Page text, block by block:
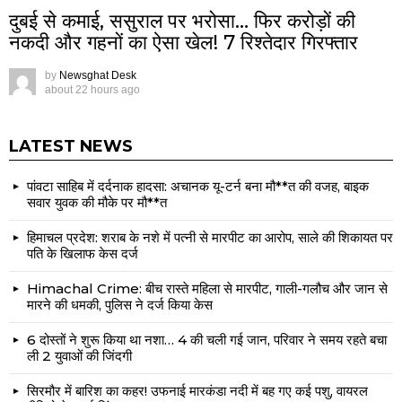
दुबई से कमाई, ससुराल पर भरोसा… फिर करोड़ों की
नकदी और गहनों का ऐसा खेल! 7 रिश्तेदार गिरफ्तार
by Newsghat Desk
about 22 hours ago
LATEST NEWS
पांवटा साहिब में दर्दनाक हादसा: अचानक यू-टर्न बना मौ**त की वजह, बाइक
सवार युवक की मौके पर मौ**त
हिमाचल प्रदेश: शराब के नशे में पत्नी से मारपीट का आरोप, साले की शिकायत पर
पति के खिलाफ केस दर्ज
Himachal Crime: बीच रास्ते महिला से मारपीट, गाली-गलौच और जान से
मारने की धमकी, पुलिस ने दर्ज किया केस
6 दोस्तों ने शुरू किया था नशा… 4 की चली गई जान, परिवार ने समय रहते बचा
ली 2 युवाओं की जिंदगी
सिरमौर में बारिश का कहर! उफनाई मारकंडा नदी में बह गए कई पशु, वायरल